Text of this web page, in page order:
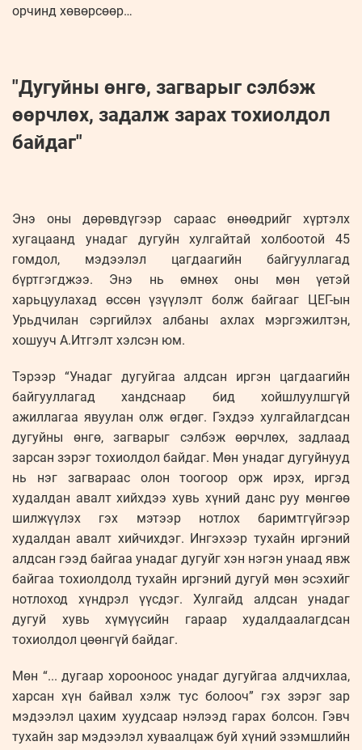
орчинд хөвөрсөөр…
"Дугуйны өнгө, загварыг сэлбэж
өөрчлөх, задалж зарах тохиолдол
байдаг"
Энэ оны дөрөвдүгээр сараас өнөөдрийг хүртэлх
хугацаанд унадаг дугуйн хулгайтай холбоотой 45
гомдол, мэдээлэл цагдаагийн байгууллагад
бүртгэгджээ. Энэ нь өмнөх оны мөн үетэй
харьцуулахад өссөн үзүүлэлт болж байгааг ЦЕГ-ын
Урьдчилан сэргийлэх албаны ахлах мэргэжилтэн,
хошууч А.Итгэлт хэлсэн юм.
Тэрээр “Унадаг дугуйгаа алдсан иргэн цагдаагийн
байгууллагад хандснаар бид хойшлуулшгүй
ажиллагаа явуулан олж өгдөг. Гэхдээ хулгайлагдсан
дугуйны өнгө, загварыг сэлбэж өөрчлөх, задлаад
зарсан зэрэг тохиолдол байдаг. Мөн унадаг дугуйнууд
нь нэг загвараас олон тоогоор орж ирэх, иргэд
худалдан авалт хийхдээ хувь хүний данс руу мөнгөө
шилжүүлэх гэх мэтээр нотлох баримтгүйгээр
худалдан авалт хийчихдэг. Ингэхээр тухайн иргэний
алдсан гээд байгаа унадаг дугуйг хэн нэгэн унаад явж
байгаа тохиолдолд тухайн иргэний дугуй мөн эсэхийг
нотлоход хүндрэл үүсдэг. Хулгайд алдсан унадаг
дугуй хувь хүмүүсийн гараар худалдаалагдсан
тохиолдол цөөнгүй байдаг.
Мөн “... дугаар хорооноос унадаг дугуйгаа алдчихлаа,
харсан хүн байвал хэлж тус болооч” гэх зэрэг зар
мэдээлэл цахим хуудсаар нэлээд гарах болсон. Гэвч
тухайн зар мэдээлэл хуваалцаж буй хүний эзэмшлийн